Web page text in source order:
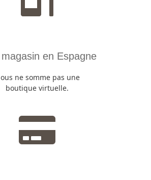
en Espagne
ne somme pas une
boutique virtuelle.